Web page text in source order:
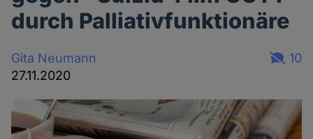
durch Palliativfunktionäre
Gita Neumann
27.11.2020
10